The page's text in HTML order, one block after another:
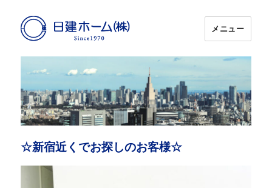
日建ホーム
メニュー
☆新宿近くでお探しのお客様☆